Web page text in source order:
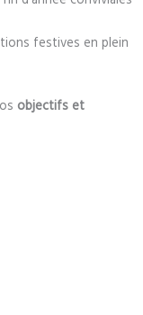
festives en plein
objectifs et